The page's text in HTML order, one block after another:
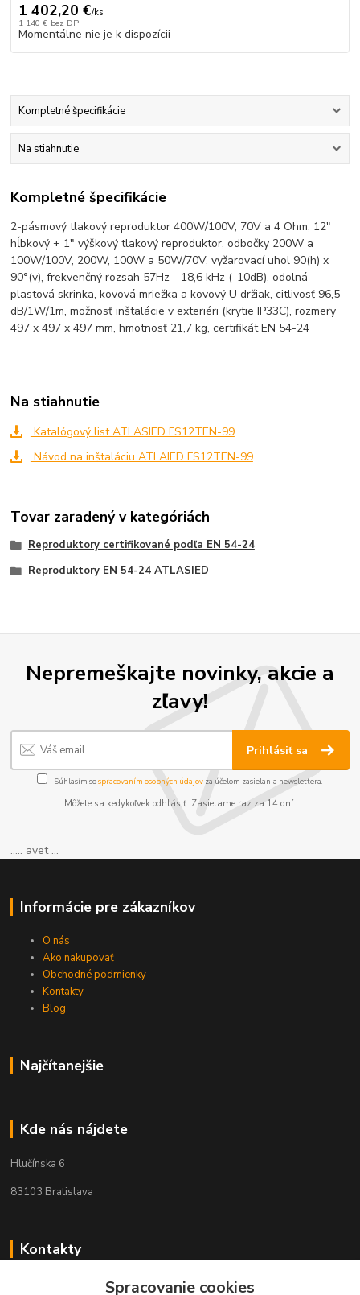
1 402,20 €/ks
1 140 € bez DPH
Momentálne nie je k dispozícii
Kompletné špecifikácie
Na stiahnutie
Kompletné špecifikácie
2-pásmový tlakový reproduktor 400W/100V, 70V a 4 Ohm, 12"
hĺbkový + 1" výškový tlakový reproduktor, odbočky 200W a
100W/100V, 200W, 100W a 50W/70V, vyžarovací uhol 90(h) x
90°(v), frekvenčný rozsah 57Hz - 18,6 kHz (-10dB), odolná
plastová skrinka, kovová mriežka a kovový U držiak, citlivosť 96,5
dB/1W/1m, možnosť inštalácie v exteriéri (krytie IP33C), rozmery
497 x 497 x 497 mm, hmotnosť 21,7 kg, certifikát EN 54-24
Na stiahnutie
Katalógový list ATLASIED FS12TEN-99
Návod na inštaláciu ATLAIED FS12TEN-99
Tovar zaradený v kategóriách
Reproduktory certifikované podľa EN 54-24
Reproduktory EN 54-24 ATLASIED
Nepremeškajte novinky, akcie a
zľavy!
Prihlásiť sa
Súhlasím sospracovaním osobných údajov za účelom zasielania newslettera.
Môžete sa kedykoľvek odhlásiť. Zasielame raz za 14 dní.
..... avet ...
Informácie pre zákazníkov
O nás
Ako nakupovať
Obchodné podmienky
Kontakty
Blog
Najčítanejšie
Kde nás nájdete
Hlučínska 6
83103 Bratislava
Kontakty
+421 908 678 479Spracovanie cookies